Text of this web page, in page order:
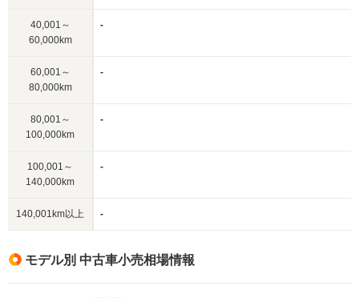
40,001～
60,000km
-
60,001～
80,000km
-
80,001～
100,000km
-
100,001～
140,000km
-
140,001km以上 -
モデル別 中古車小売相場情報